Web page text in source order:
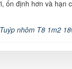
ổn định hơn và hạn
nhôm T8 1m2